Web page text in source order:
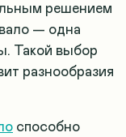
решением
— одна
Такой выбор
разнообразия
способно